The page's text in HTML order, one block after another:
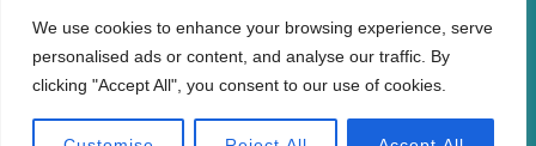
We use cookies to enhance your browsing experience, serve
personalised ads or content, and analyse our traffic. By
clicking "Accept All", you consent to our use of cookies.
Copyright © PANS w Krośnie